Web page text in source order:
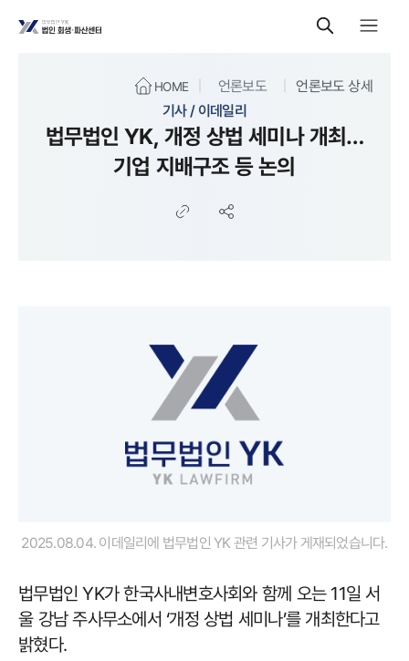
HOME 언론보도
언론보도 상세
기사 / 이데일리
법무법인 YK, 개정 상법 세미나 개최…
기업 지배구조 등 논의
2025.08.04. 이데일리에 법무법인 YK 관련 기사가 게재되었습니다.
법무법인 YK가 한국사내변호사회와 함께 오는 11일 서
울 강남 주사무소에서 ‘개정 상법 세미나’를 개최한다고
밝혔다.